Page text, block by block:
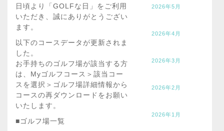
日頃より「GOLFな日」をご利用
いただき、誠にありがとうござい
ます。
以下のコースデータが更新されま
した。
お手持ちのゴルフ場が該当する方
は、Myゴルフコース＞該当コー
スを選択＞ゴルフ場詳細情報から
コースの再ダウンロードをお願い
いたします。
■ゴルフ場一覧
2026年5月
2026年4月
2026年3月
2026年2月
2026年1月